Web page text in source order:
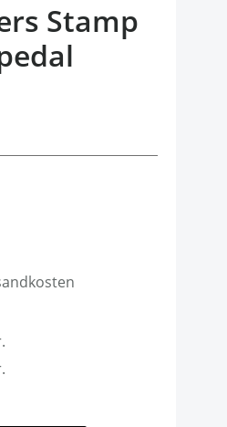
Stamp
one of the available